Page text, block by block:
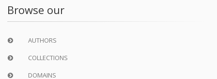
Browse our
AUTHORS
COLLECTIONS
DOMAINS